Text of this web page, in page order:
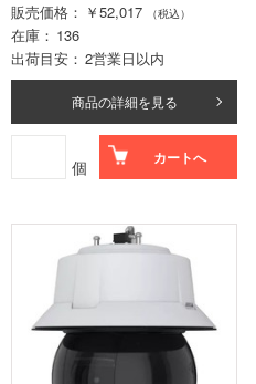
販売価格
￥52,017 （税込）
在庫
136
出荷目安
2営業日以内
商品の詳細を見る
個 カートへ